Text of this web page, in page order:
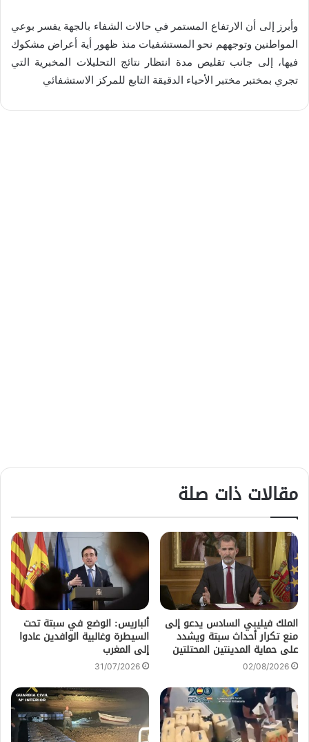
وأبرز إلى أن الارتفاع المستمر في حالات الشفاء بالجهة يفسر بوعي
المواطنين وتوجههم نحو المستشفيات منذ ظهور أية أعراض مشكوك
فيها، إلى جانب تقليص مدة انتظار نتائج التحليلات المخبرية التي
تجري بمختبر مختبر الأحياء الدقيقة التابع للمركز الاستشفائي
مقالات ذات صلة
الملك فيليبي السادس يدعو إلى
منع تكرار أحداث سبتة ويشدد
على حماية المدينتين المحتلتين
02/08/2026
ألباريس: الوضع في سبتة تحت
السيطرة وغالبية الوافدين عادوا
إلى المغرب
31/07/2026